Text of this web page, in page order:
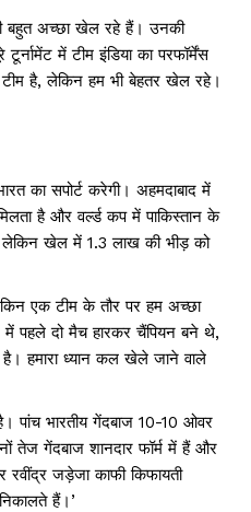
बहुत अच्छा खेल रहे हैं। उनकी
में टीम इंडिया का परफॉर्मेंस
है, लेकिन हम भी बेहतर खेल रहे।
का सपोर्ट करेगी। अहमदाबाद में
है और वर्ल्ड कप में पाकिस्तान के
खेल में 1.3 लाख की भीड़ को
एक टीम के तौर पर हम अच्छा
में पहले दो मैच हारकर चैंपियन बने थे,
है। हमारा ध्यान कल खेले जाने वाले
है। पांच भारतीय गेंदबाज 10-10 ओवर
तेज गेंदबाज शानदार फॉर्म में हैं और
जड़ेजा काफी किफायती
हैं।’